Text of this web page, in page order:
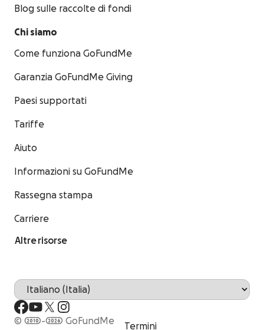
Blog sulle raccolte di fondi
Chi siamo
Come funziona GoFundMe
Garanzia GoFundMe Giving
Paesi supportati
Tariffe
Aiuto
Informazioni su GoFundMe
Rassegna stampa
Carriere
Altre risorse
© 2010-2026 GoFundMe
Termini